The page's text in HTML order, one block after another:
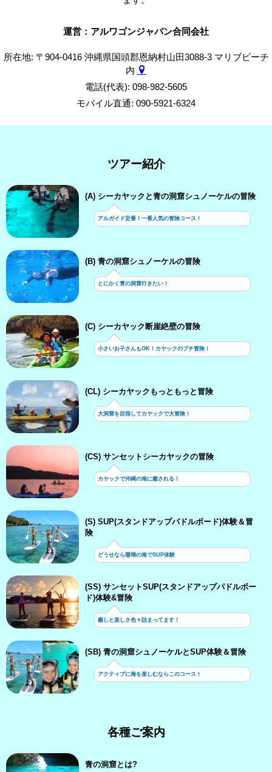
運営：アルワゴンジャパン合同会社
所在地: 〒904-0416 沖縄県国頭郡恩納村山田3088-3 マリブビーチ
内
電話(代表): 098-982-5605
モバイル直通: 090-5921-6324
ツアー紹介
(A) シーカヤックと青の洞窟シュノーケルの冒険
アルガイド定番！一番人気の冒険コース！
(B) 青の洞窟シュノーケルの冒険
とにかく青の洞窟行きたい！
(C) シーカヤック断崖絶壁の冒険
小さいお子さんもOK！カヤックのプチ冒険！
(CL) シーカヤックもっともっと冒険
大洞窟を目指してカヤックで大冒険！
(CS) サンセットシーカヤックの冒険
カヤックで沖縄の海に癒される！
(S) SUP(スタンドアップパドルボード)体験＆冒
険
どうせなら珊瑚の海でSUP体験
(SS) サンセットSUP(スタンドアップパドルボー
ド)体験&冒険
癒しと楽しさ色々詰まってます！
(SB) 青の洞窟シュノーケルとSUP体験＆冒険
アクティブに海を楽しむならこのコース！
各種ご案内
青の洞窟とは?